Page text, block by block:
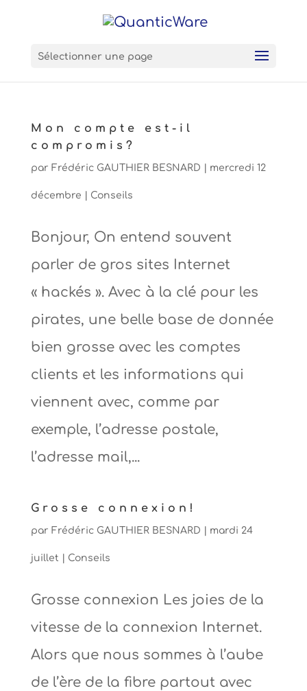
Sélectionner une page
Mon compte est-il
compromis?
par Frédéric GAUTHIER BESNARD mercredi 12
décembre Conseils
Bonjour, On entend souvent
parler de gros sites Internet
« hackés ». Avec à la clé pour les
pirates, une belle base de donnée
bien grosse avec les comptes
clients et les informations qui
viennent avec, comme par
exemple, l’adresse postale,
l’adresse mail,...
Grosse connexion!
par Frédéric GAUTHIER BESNARD mardi 24
juillet Conseils
Grosse connexion Les joies de la
vitesse de la connexion Internet.
Alors que nous sommes à l’aube
de l’ère de la fibre partout avec